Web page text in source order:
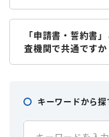
「申請書・誓約書
査機関で共通ですか
キーワードから探